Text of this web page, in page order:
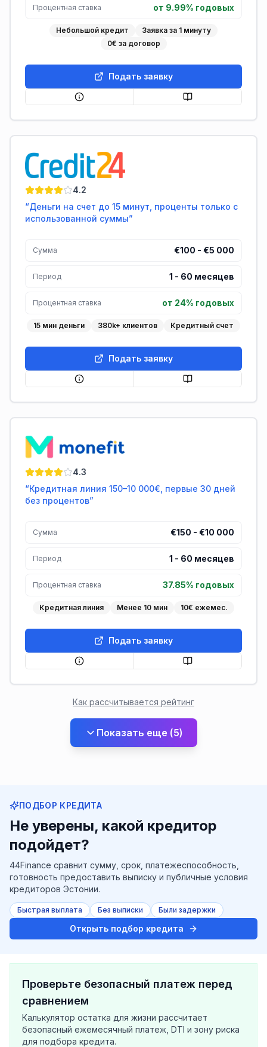
Процентная ставка от 9.99% годовых
Небольшой кредит
Заявка за 1 минуту
0€ за договор
Подать заявку
Credit24
4.2
“Деньги на счет до 15 минут, проценты только с
использованной суммы”
Сумма €100 - €5 000
Период 1 - 60 месяцев
Процентная ставка от 24% годовых
15 мин деньги 380k+ клиентов Кредитный счет
Подать заявку
Monefit
4.3
“Кредитная линия 150–10 000€, первые 30 дней
без процентов”
Сумма €150 - €10 000
Период 1 - 60 месяцев
Процентная ставка 37.85% годовых
Кредитная линия Менее 10 мин 10€ ежемес.
Подать заявку
Как рассчитывается рейтинг
Показать еще (5)
ПОДБОР КРЕДИТА
Не уверены, какой кредитор
подойдет?
44Finance сравнит сумму, срок, платежеспособность,
готовность предоставить выписку и публичные условия
кредиторов Эстонии.
Быстрая выплата Без выписки Были задержки
Открыть подбор кредита
Проверьте безопасный платеж перед
сравнением
Калькулятор остатка для жизни рассчитает
безопасный ежемесячный платеж, DTI и зону риска
для подбора кредита.